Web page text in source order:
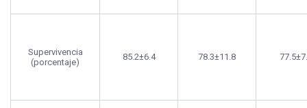
Supervivencia
(porcentaje)
85.2±6.4 78.3±11.8